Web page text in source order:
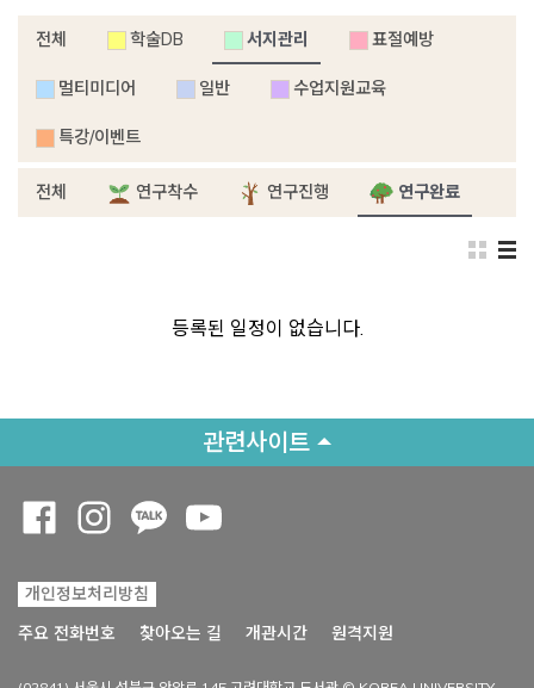
전체 학술DB 서지관리 표절예방
멀티미디어 일반 수업지원교육
특강/이벤트
전체 연구착수 연구진행 연구완료
등록된 일정이 없습니다.
관련사이트
개인정보처리방침
주요 전화번호
찾아오는 길 개관시간 원격지원
Opens a new window
Opens a new window
Opens a new window